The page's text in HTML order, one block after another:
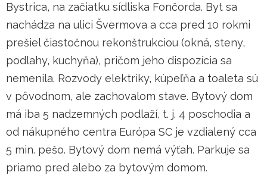
Bystrica, na začiatku sídliska Fončorda. Byt sa
nachádza na ulici Švermova a cca pred 10 rokmi
prešiel čiastočnou rekonštrukciou (okná, steny,
podlahy, kuchyňa), pričom jeho dispozícia sa
nemenila. Rozvody elektriky, kúpeľňa a toaleta sú
v pôvodnom, ale zachovalom stave. Bytový dom
má iba 5 nadzemných podlaží, t. j. 4 poschodia a
od nákupného centra Európa SC je vzdialený cca
5 min. pešo. Bytový dom nemá výťah. Parkuje sa
priamo pred alebo za bytovým domom.